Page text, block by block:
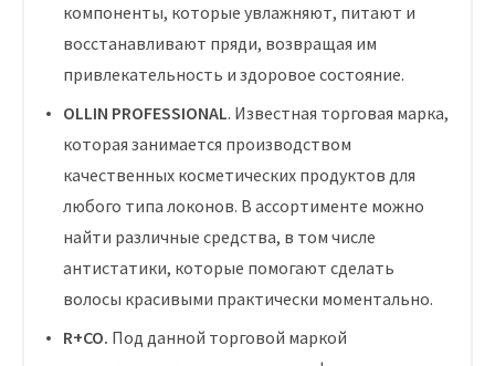
компоненты, которые увлажняют, питают и
восстанавливают пряди, возвращая им
привлекательность и здоровое состояние.
OLLIN PROFESSIONAL. Известная торговая марка,
которая занимается производством
качественных косметических продуктов для
любого типа локонов. В ассортименте можно
найти различные средства, в том числе
антистатики, которые помогают сделать
волосы красивыми практически моментально.
R+CO. Под данной торговой маркой